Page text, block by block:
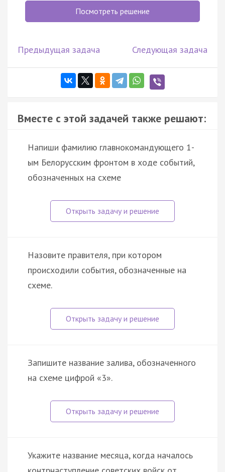
Посмотреть решение
Предыдущая задача Следующая задача
Вместе с этой задачей также решают:
Напиши фамилию главнокомандующего 1-
ым Белорусским фронтом в ходе событий,
обозначенных на схеме
Назовите правителя, при котором
происходили события, обозначенные на
схеме.
Запишите название залива, обозначенного
на схеме цифрой «3».
Укажите название месяца, когда началось